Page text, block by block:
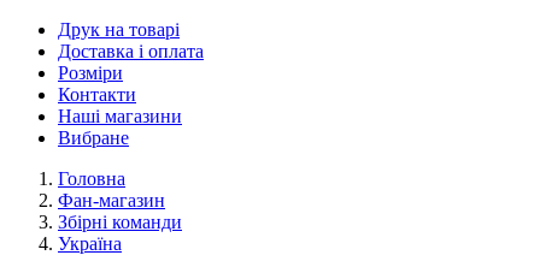
Друк на товарі
Доставка і оплата
Розміри
Контакти
Наші магазини
Вибране
Головна
Фан-магазин
Збірні команди
Україна